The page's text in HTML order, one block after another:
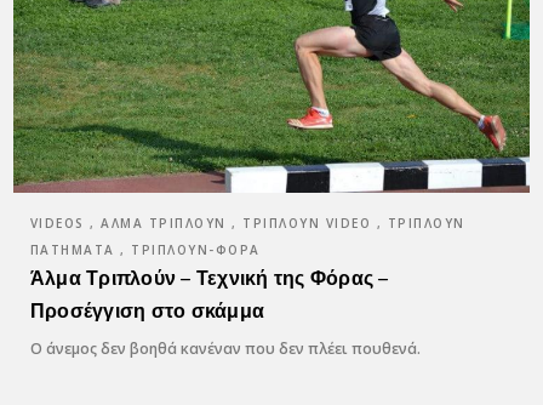
VIDEOS , ΆΛΜΑ ΤΡΙΠΛΟΎΝ , ΤΡΙΠΛΟΎΝ VIDEO , ΤΡΙΠΛΟΎΝ
ΠΑΤΉΜΑΤΑ , ΤΡΙΠΛΟΎΝ-ΦΌΡΑ
Άλμα Τριπλούν – Τεχνική της Φόρας –
Προσέγγιση στο σκάμμα
Ο άνεμος δεν βοηθά κανέναν που δεν πλέει πουθενά.